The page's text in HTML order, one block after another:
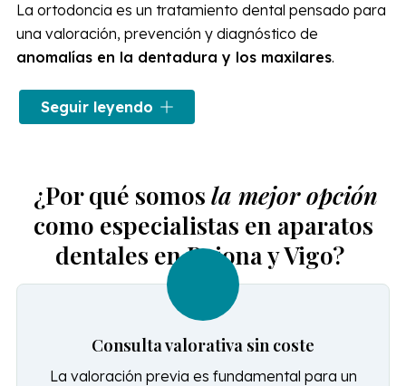
La ortodoncia es un tratamiento dental pensado para
una valoración, prevención y diagnóstico de
anomalías en la dentadura y los maxilares.
En nuestras clínicas dentales trabajamos con lo último
enortodoncia invisible Invisalign
de ortodoncia en Vigo o Baiona, elígenos. En las
Clínicas Dentales Francisco Hernández Vallejo
valoramos tu caso para conseguir la ortodoncia que
se ajuste a tus necesidades.
Seguir leyendo
¿Por qué somosla mejor opción
como especialistas en aparatos
dentales en Baiona y Vigo?
Consulta valorativa sin coste
La valoración previa es fundamental para un